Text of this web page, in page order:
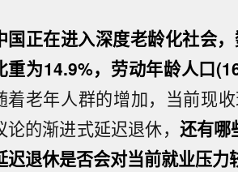
国正在进入深度老龄化社会
重为14.9%，劳动年龄人口
着老年人群的增加，当前现
论的渐进式延迟退休， 还有哪
迟退休是否会对当前就业压